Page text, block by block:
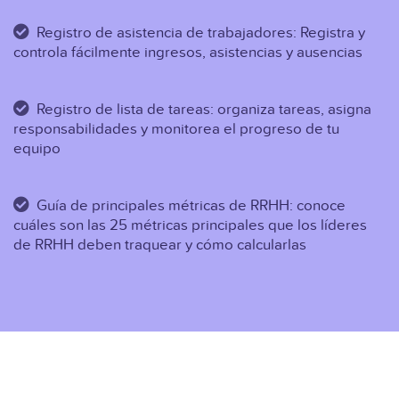
Registro de asistencia de trabajadores: Registra y
controla fácilmente ingresos, asistencias y ausencias
Registro de lista de tareas: organiza tareas, asigna
responsabilidades y monitorea el progreso de tu
equipo
Guía de principales métricas de RRHH: conoce
cuáles son las 25 métricas principales que los líderes
de RRHH deben traquear y cómo calcularlas